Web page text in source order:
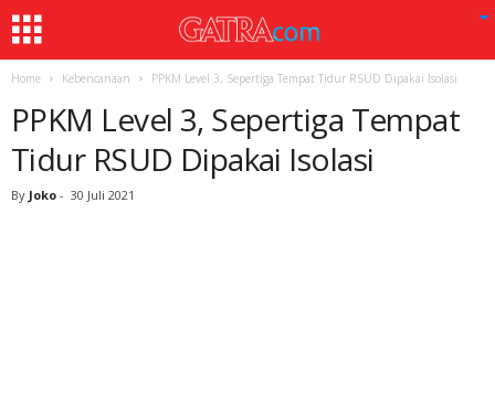
Home Kebencanaan PPKM Level 3, Sepertiga Tempat Tidur RSUD Dipakai Isolasi
PPKM Level 3, Sepertiga Tempat
Tidur RSUD Dipakai Isolasi
By Joko - 30 Juli 2021